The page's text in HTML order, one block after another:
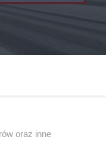
oraz inne